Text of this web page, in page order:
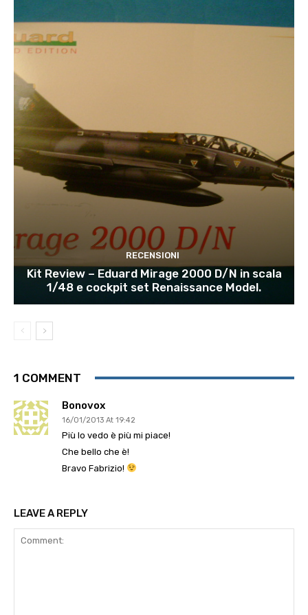
RECENSIONI
Kit Review – Eduard Mirage 2000 D/N in scala
1/48 e cockpit set Renaissance Model.
1 COMMENT
Bonovox
16/01/2013 At 19:42
Più lo vedo è più mi piace!
Che bello che è!
Bravo Fabrizio!
LEAVE A REPLY